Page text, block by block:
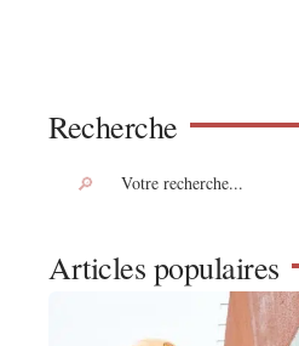
Recherche
Articles populaires